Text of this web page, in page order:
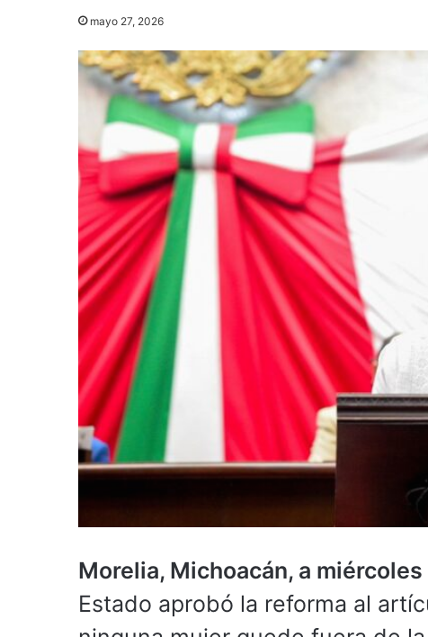
mayo 27, 2026
Morelia, Michoacán, a
Estado aprobó la reforma al